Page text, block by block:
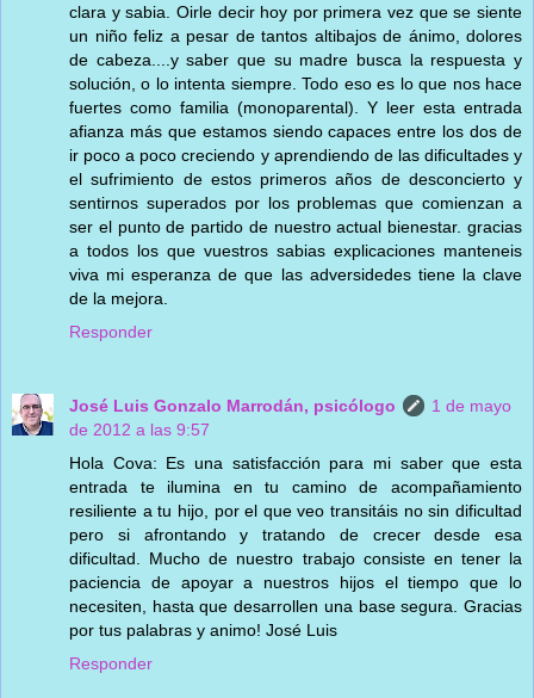
clara y sabia. Oirle decir hoy por primera vez que se siente
un niño feliz a pesar de tantos altibajos de ánimo, dolores
de cabeza....y saber que su madre busca la respuesta y
solución, o lo intenta siempre. Todo eso es lo que nos hace
fuertes como familia (monoparental). Y leer esta entrada
afianza más que estamos siendo capaces entre los dos de
ir poco a poco creciendo y aprendiendo de las dificultades y
el sufrimiento de estos primeros años de desconcierto y
sentirnos superados por los problemas que comienzan a
ser el punto de partido de nuestro actual bienestar. gracias
a todos los que vuestros sabias explicaciones manteneis
viva mi esperanza de que las adversidedes tiene la clave
de la mejora.
Responder
José Luis Gonzalo Marrodán, psicólogo
1 de mayo
de 2012 a las 9:57
Hola Cova: Es una satisfacción para mi saber que esta
entrada te ilumina en tu camino de acompañamiento
resiliente a tu hijo, por el que veo transitáis no sin dificultad
pero si afrontando y tratando de crecer desde esa
dificultad. Mucho de nuestro trabajo consiste en tener la
paciencia de apoyar a nuestros hijos el tiempo que lo
necesiten, hasta que desarrollen una base segura. Gracias
por tus palabras y animo! José Luis
Responder